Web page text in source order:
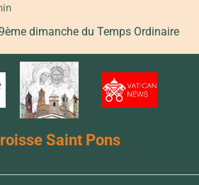
dimanche du Temps Ordinaire
Saint Pons